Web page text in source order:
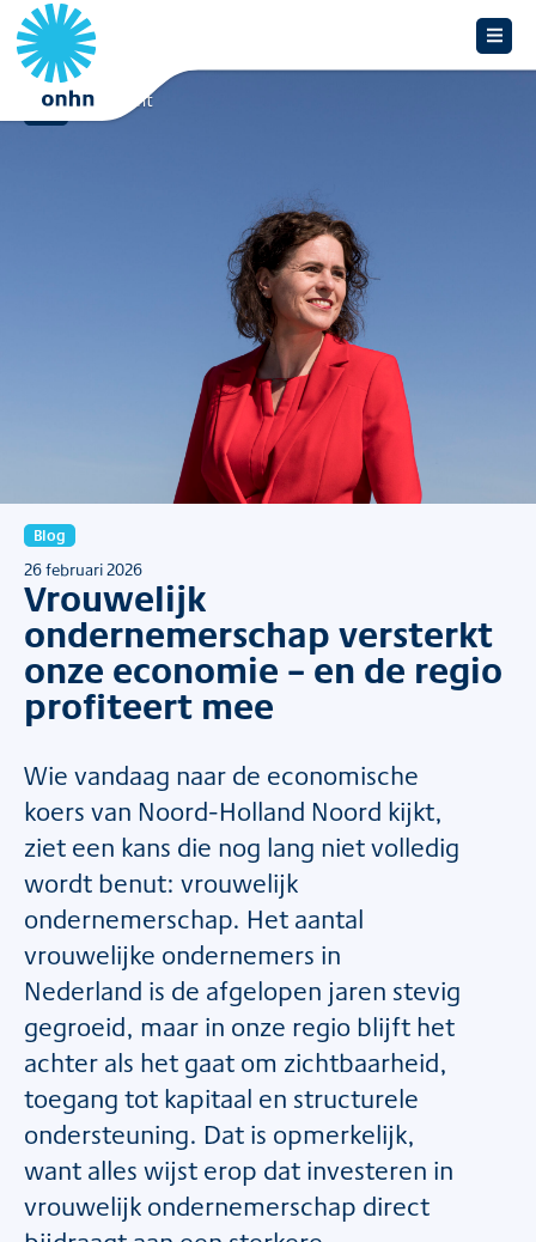
Overzicht
Blog
26 februari 2026
Vrouwelijk
ondernemerschap versterkt
onze economie – en de regio
profiteert mee
Wie vandaag naar de economische
koers van Noord-Holland Noord kijkt,
ziet een kans die nog lang niet volledig
wordt benut: vrouwelijk
ondernemerschap. Het aantal
vrouwelijke ondernemers in
Nederland is de afgelopen jaren stevig
gegroeid, maar in onze regio blijft het
achter als het gaat om zichtbaarheid,
toegang tot kapitaal en structurele
ondersteuning. Dat is opmerkelijk,
want alles wijst erop dat investeren in
vrouwelijk ondernemerschap direct